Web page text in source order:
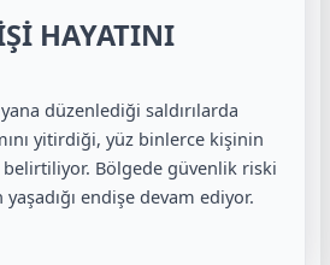
HAYATINI
düzenlediği saldırılarda
yitirdiği, yüz binlerce kişinin
Bölgede güvenlik riski
endişe devam ediyor.